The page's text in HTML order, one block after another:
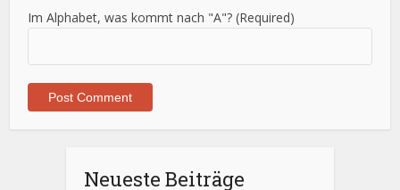
Im Alphabet, was kommt nach "A"? (Required)
Neueste Beiträge